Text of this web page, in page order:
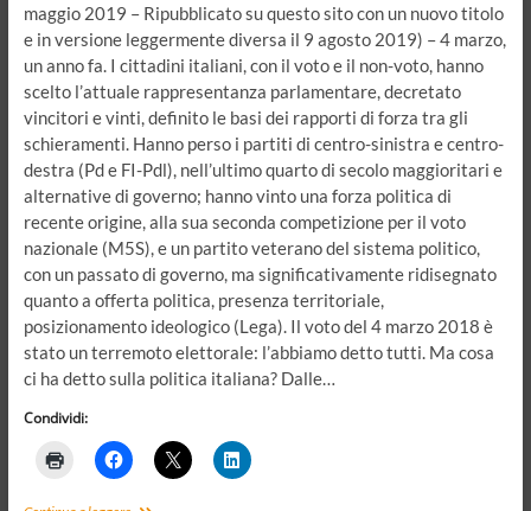
maggio 2019 – Ripubblicato su questo sito con un nuovo titolo
e in versione leggermente diversa il 9 agosto 2019) – 4 marzo,
un anno fa. I cittadini italiani, con il voto e il non-voto, hanno
scelto l’attuale rappresentanza parlamentare, decretato
vincitori e vinti, definito le basi dei rapporti di forza tra gli
schieramenti. Hanno perso i partiti di centro-sinistra e centro-
destra (Pd e FI-Pdl), nell’ultimo quarto di secolo maggioritari e
alternative di governo; hanno vinto una forza politica di
recente origine, alla sua seconda competizione per il voto
nazionale (M5S), e un partito veterano del sistema politico,
con un passato di governo, ma significativamente ridisegnato
quanto a offerta politica, presenza territoriale,
posizionamento ideologico (Lega). Il voto del 4 marzo 2018 è
stato un terremoto elettorale: l’abbiamo detto tutti. Ma cosa
ci ha detto sulla politica italiana? Dalle…
Condividi: